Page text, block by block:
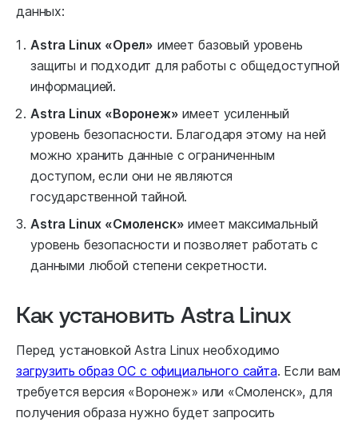
данных:
Astra Linux «Орел» имеет базовый уровень
защиты и подходит для работы с общедоступной
информацией.
Astra Linux «Воронеж» имеет усиленный
уровень безопасности. Благодаря этому на ней
можно хранить данные с ограниченным
доступом, если они не являются
государственной тайной.
Astra Linux «Смоленск» имеет максимальный
уровень безопасности и позволяет работать с
данными любой степени секретности.
Как установить Astra Linux
Перед установкой Astra Linux необходимо
загрузить образ ОС с официального сайта. Если вам
требуется версия «Воронеж» или «Смоленск», для
получения образа нужно будет запросить